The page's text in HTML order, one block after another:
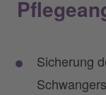
Sicherung